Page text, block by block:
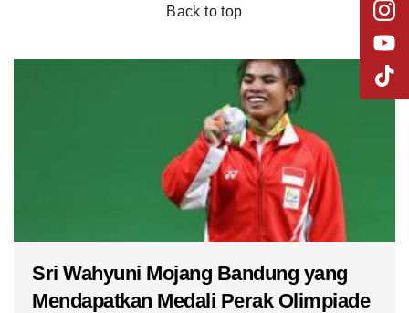
Back to top
Sri Wahyuni Mojang Bandung yang
Mendapatkan Medali Perak Olimpiade